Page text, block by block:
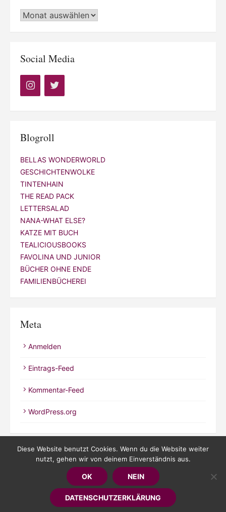
Archiv
Social Media
Blogroll
BELLAS WONDERWORLD
GESCHICHTENWOLKE
TINTENHAIN
THE READ PACK
LETTERSALAD
NANA-WHAT ELSE?
KATZE MIT BUCH
TEALICIOUSBOOKS
FAVOLINA UND JUNIOR
BÜCHER OHNE ENDE
FAMILIENBÜCHEREI
Meta
Anmelden
Eintrags-Feed
Kommentar-Feed
WordPress.org
© 2026 Kathrineverdeen
Powered by WordPress / Theme by Design Lab
Diese Website benutzt Cookies. Wenn du die Website weiter
nutzt, gehen wir von deinem Einverständnis aus.
OK NEIN
DATENSCHUTZERKLÄRUNG